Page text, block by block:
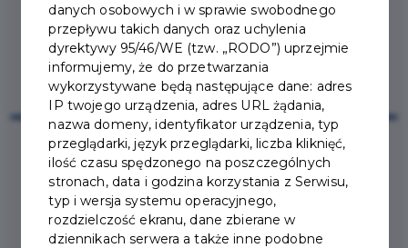
2022-04-11
ZAPOZNAJ SIĘ Z
danych osobowych i w sprawie swobodnego
przepływu takich danych oraz uchylenia
dyrektywy 95/46/WE (tzw. „RODO”) uprzejmie
informujemy, że do przetwarzania
wykorzystywane będą następujące dane: adres
IP twojego urządzenia, adres URL żądania,
nazwa domeny, identyfikator urządzenia, typ
przeglądarki, język przeglądarki, liczba kliknięć,
ilość czasu spędzonego na poszczególnych
stronach, data i godzina korzystania z Serwisu,
typ i wersja systemu operacyjnego,
rozdzielczość ekranu, dane zbierane w
dziennikach serwera a także inne podobne